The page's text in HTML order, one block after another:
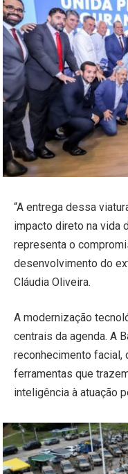
“A entrega dessa
impacto direto na vida
representa o
desenvolvimento do
Cláudia Oliveira.
A modernização
centrais da agenda. A
reconhecimento facial,
ferramentas que
inteligência à atuação